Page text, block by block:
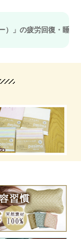
睡眠の向上特集に